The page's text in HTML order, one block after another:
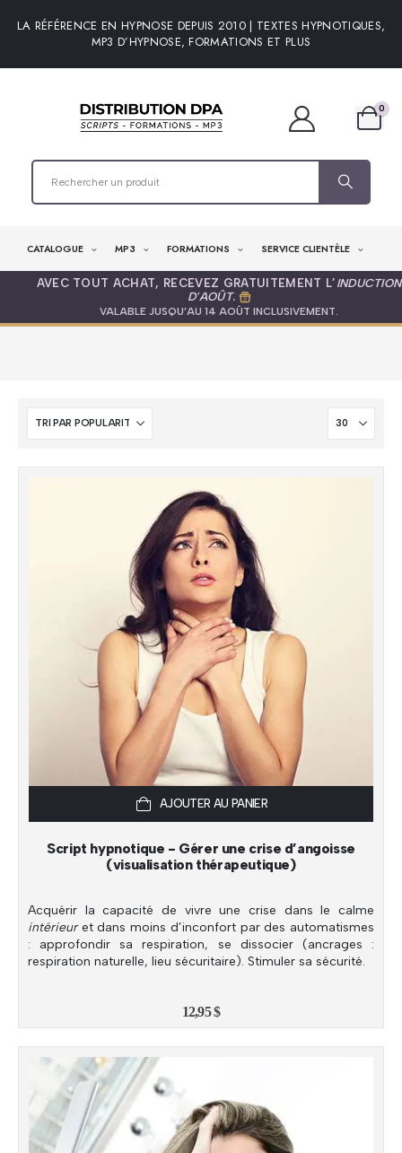
LA RÉFÉRENCE EN HYPNOSE DEPUIS 2010 | TEXTES HYPNOTIQUES,
MP3 D’HYPNOSE, FORMATIONS ET PLUS
0
CATALOGUE MP3 FORMATIONS SERVICE CLIENTÈLE
AVEC TOUT ACHAT, RECEVEZ GRATUITEMENT L’ INDUCTION
D'AOÛT.
VALABLE JUSQU’AU 14 AOÛT INCLUSIVEMENT.
AJOUTER AU PANIER
Script hypnotique - Gérer une crise d’angoisse
(visualisation thérapeutique)
Acquérir la capacité de vivre une crise dans le calme
intérieuret dans moins d’inconfort par des automatismes
: approfondir sa respiration, se dissocier (ancrages :
respiration naturelle, lieu sécuritaire). Stimuler sa sécurité.
12,95$